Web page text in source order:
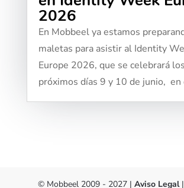
2026
En Mobbeel ya estamos
maletas para asistir al Identity
Europe 2026, que se celebrará los
próximos días 9 y 10 de junio, en
© Mobbeel 2009 - 2027 | Aviso Legal|
Utilizamos cookies propias y de
garantizar el funcionamiento de la
uso que hacen los usuarios del sitio